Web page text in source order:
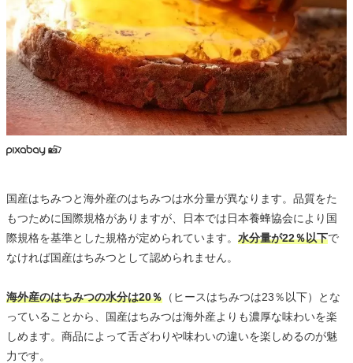
国産はちみつと海外産のはちみつは水分量が異なります。品質をた
もつために国際規格がありますが、日本では日本養蜂協会により国
際規格を基準とした規格が定められています。 水分量が22％以下で
なければ国産はちみつとして認められません。
海外産のはちみつの水分は20％ （ヒースはちみつは23％以下）とな
っていることから、国産はちみつは海外産よりも濃厚な味わいを楽
しめます。商品によって舌ざわりや味わいの違いを楽しめるのが魅
力です。